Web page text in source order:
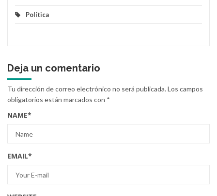
Política
Deja un comentario
Tu dirección de correo electrónico no será publicada.Los campos
obligatorios están marcados con *
NAME*
EMAIL*